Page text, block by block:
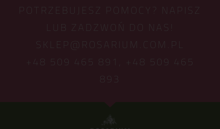
POTRZEBUJESZ POMOCY? NAPISZ
LUB ZADZWOŃ DO NAS!
SKLEP@ROSARIUM.COM.PL
+48 509 465 891,
+48 509 465
893